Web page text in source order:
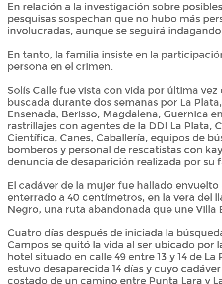
En relación a la investigación sobre
pesquisas sospechan que no hubo más
involucradas, aunque se seguirá
En tanto, la familia insiste en la
persona en el crimen.
Solís Calle fue vista con vida por última vez
buscada durante dos semanas por La
Ensenada, Berisso, Magdalena, Guernica
rastrillajes con agentes de la DDI La Plata,
Científica, Canes, Caballería, equipos de
bomberos y personal de rescatistas con
denuncia de desaparición realizada por su
El cadáver de la mujer fue hallado envuelto
enterrado a 40 centímetros, en la vera del
Negro, una ruta abandonada que une Villa
Cuatro días después de iniciada la
Campos se quitó la vida al ser ubicado por
hotel situado en calle 49 entre 13 y 14 de La
estuvo desaparecida 14 días y cuyo
costado de un camino entre Punta Lara y